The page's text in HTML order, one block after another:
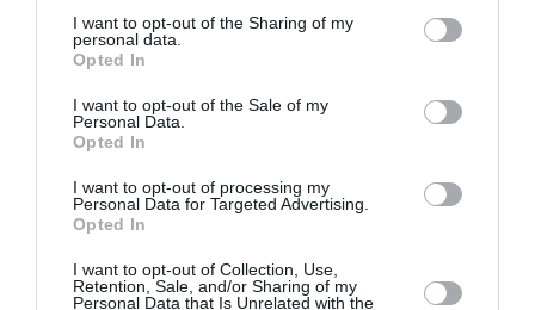
I want to opt-out of the Sharing of my
personal data.
Opted In
I want to opt-out of the Sale of my
Personal Data.
Opted In
I want to opt-out of processing my
Personal Data for Targeted Advertising.
Opted In
I want to opt-out of Collection, Use,
Retention, Sale, and/or Sharing of my
Personal Data that Is Unrelated with the
DERNIERS COMMENTAIRES
Pointe‑à‑Pitre – Panama City : Air France ouvre un pont
aérien vers l’Amérique latine